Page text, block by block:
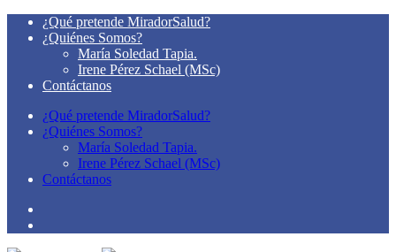
¿Qué pretende MiradorSalud?
¿Quiénes Somos?
María Soledad Tapia.
Irene Pérez Schael (MSc)
Contáctanos
¿Qué pretende MiradorSalud?
¿Quiénes Somos?
María Soledad Tapia.
Irene Pérez Schael (MSc)
Contáctanos